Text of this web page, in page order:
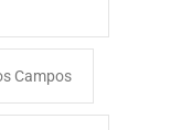
Campos